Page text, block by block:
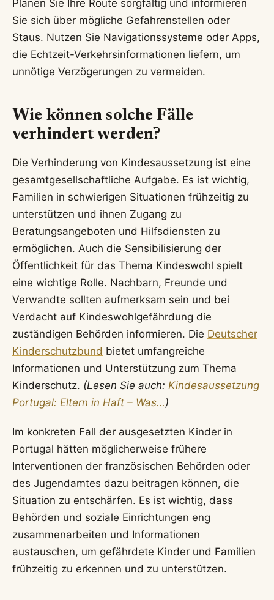
Planen Sie Ihre Route sorgfältig und informieren
Sie sich über mögliche Gefahrenstellen oder
Staus. Nutzen Sie Navigationssysteme oder Apps,
die Echtzeit-Verkehrsinformationen liefern, um
unnötige Verzögerungen zu vermeiden.
Wie können solche Fälle
verhindert werden?
Die Verhinderung von Kindesaussetzung ist eine
gesamtgesellschaftliche Aufgabe. Es ist wichtig,
Familien in schwierigen Situationen frühzeitig zu
unterstützen und ihnen Zugang zu
Beratungsangeboten und Hilfsdiensten zu
ermöglichen. Auch die Sensibilisierung der
Öffentlichkeit für das Thema Kindeswohl spielt
eine wichtige Rolle. Nachbarn, Freunde und
Verwandte sollten aufmerksam sein und bei
Verdacht auf Kindeswohlgefährdung die
zuständigen Behörden informieren. Die Deutscher
Kinderschutzbund bietet umfangreiche
Informationen und Unterstützung zum Thema
Kinderschutz. (Lesen Sie auch: Kindesaussetzung
Portugal: Eltern in Haft – Was…)
Im konkreten Fall der ausgesetzten Kinder in
Portugal hätten möglicherweise frühere
Interventionen der französischen Behörden oder
des Jugendamtes dazu beitragen können, die
Situation zu entschärfen. Es ist wichtig, dass
Behörden und soziale Einrichtungen eng
zusammenarbeiten und Informationen
austauschen, um gefährdete Kinder und Familien
frühzeitig zu erkennen und zu unterstützen.